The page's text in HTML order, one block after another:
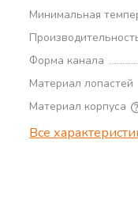
Минимальная
Форма канала
Материал лопастей
Материал корпуса
Все